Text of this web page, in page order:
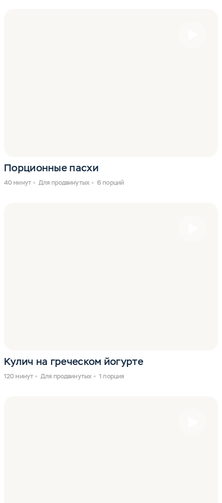
Порционные пасхи
40 минут Для продвинутых 6 порций
Кулич на греческом йогурте
120 минут Для продвинутых 1 порция